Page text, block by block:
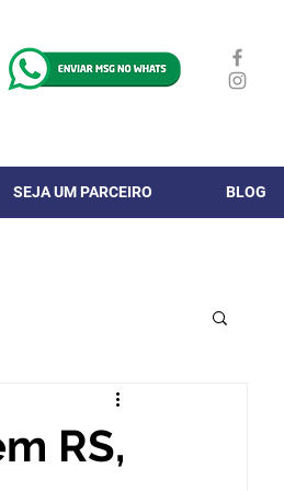
SEJA UM PARCEIRO BLOG
RS,